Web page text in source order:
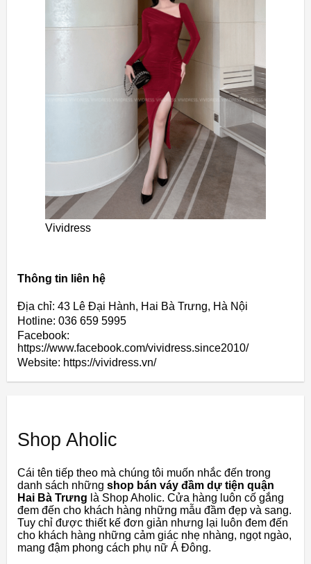
Vividress
Thông tin liên hệ
Địa chỉ: 43 Lê Đại Hành, Hai Bà Trưng, Hà Nội
Hotline: 036 659 5995
Facebook:
https://www.facebook.com/vividress.since2010/
Website: https://vividress.vn/
Shop Aholic
Cái tên tiếp theo mà chúng tôi muốn nhắc đến trong
danh sách những shop bán váy đầm dự tiện quận
Hai Bà Trưng là Shop Aholic. Cửa hàng luôn cố gắng
đem đến cho khách hàng những mẫu đầm đẹp và sang.
Tuy chỉ được thiết kế đơn giản nhưng lại luôn đem đến
cho khách hàng những cảm giác nhẹ nhàng, ngọt ngào,
mang đậm phong cách phụ nữ Á Đông.